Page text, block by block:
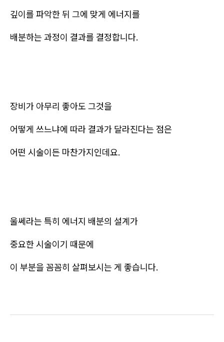
깊이를 파악한 뒤 그에 맞게 에너지를
배분하는 과정이 결과를 결정합니다.
장비가 아무리 좋아도 그것을
어떻게 쓰느냐에 따라 결과가 달라진다는 점은
어떤 시술이든 마찬가지인데요.
울쎄라는 특히 에너지 배분의 설계가
중요한 시술이기 때문에
이 부분을 꼼꼼히 살펴보시는 게 좋습니다.